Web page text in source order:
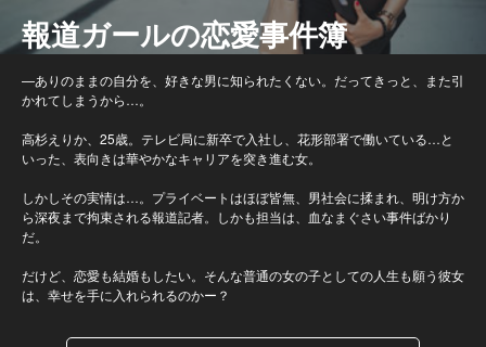
報道ガールの恋愛事件簿
—ありのままの自分を、好きな男に知られたくない。だってきっと、また引
かれてしまうから…。
高杉えりか、25歳。テレビ局に新卒で入社し、花形部署で働いている…と
いった、表向きは華やかなキャリアを突き進む女。
しかしその実情は…。プライベートはほぼ皆無、男社会に揉まれ、明け方か
ら深夜まで拘束される報道記者。しかも担当は、血なまぐさい事件ばかり
だ。
だけど、恋愛も結婚もしたい。そんな普通の女の子としての人生も願う彼女
は、幸せを手に入れられるのかー？